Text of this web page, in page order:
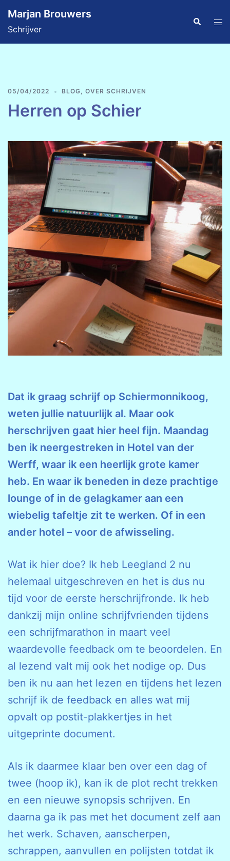
naar
de
inhoud
Marjan Brouwers
Schrijver
Zoeken
05/04/2022 BLOG, OVER SCHRIJVEN
Herren op Schier
Dat ik graag schrijf op Schiermonnikoog,
weten jullie natuurlijk al. Maar ook
herschrijven gaat hier heel fijn. Maandag
ben ik neergestreken in Hotel van der
Werff, waar ik een heerlijk grote kamer
heb. En waar ik beneden in deze prachtige
lounge of in de gelagkamer aan een
wiebelig tafeltje zit te werken. Of in een
ander hotel – voor de afwisseling.
Wat ik hier doe? Ik heb Leegland 2 nu
helemaal uitgeschreven en het is dus nu
tijd voor de eerste herschrijfronde. Ik heb
dankzij mijn online schrijfvrienden tijdens
een schrijfmarathon in maart veel
waardevolle feedback om te beoordelen. En
al lezend valt mij ook het nodige op. Dus
ben ik nu aan het lezen en tijdens het lezen
schrijf ik de feedback en alles wat mij
opvalt op postit-plakkertjes in het
uitgeprinte document.
Als ik daarmee klaar ben over een dag of
twee (hoop ik), kan ik de plot recht trekken
en een nieuwe synopsis schrijven. En
daarna ga ik pas met het document zelf aan
het werk. Schaven, aanscherpen,
schrappen, aanvullen en polijsten totdat ik